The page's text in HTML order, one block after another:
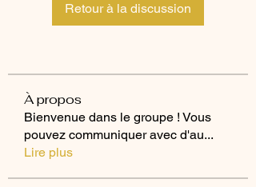
Retour à la discussion
À propos
Bienvenue dans le groupe ! Vous
pouvez communiquer avec d'au...
Lire plus